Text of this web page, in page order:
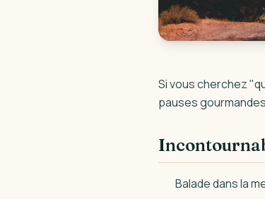
Si vous cherchez
pauses
Balade dans la